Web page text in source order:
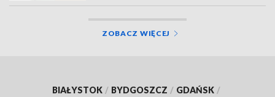
ZOBACZ WIĘCEJ
BIAŁYSTOK / BYDGOSZCZ / GDAŃSK /